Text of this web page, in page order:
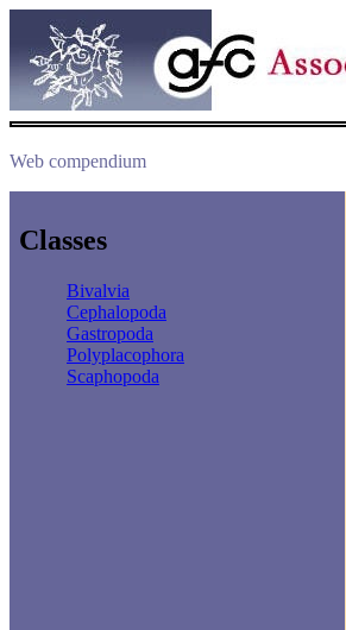
Web compendium
Classes
Bivalvia
Cephalopoda
Gastropoda
Polyplacophora
Scaphopoda